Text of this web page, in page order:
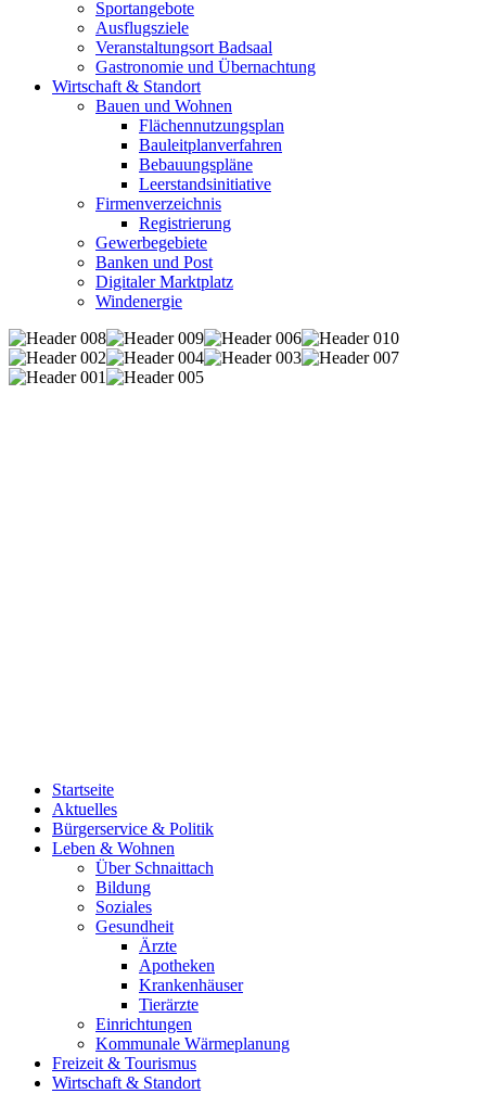
Sportangebote
Ausflugsziele
Veranstaltungsort Badsaal
Gastronomie und Übernachtung
Wirtschaft & Standort
Bauen und Wohnen
Flächennutzungsplan
Bauleitplanverfahren
Bebauungspläne
Leerstandsinitiative
Firmenverzeichnis
Registrierung
Gewerbegebiete
Banken und Post
Digitaler Marktplatz
Windenergie
Startseite
Aktuelles
Bürgerservice & Politik
Leben & Wohnen
Über Schnaittach
Bildung
Soziales
Gesundheit
Ärzte
Apotheken
Krankenhäuser
Tierärzte
Einrichtungen
Kommunale Wärmeplanung
Freizeit & Tourismus
Wirtschaft & Standort